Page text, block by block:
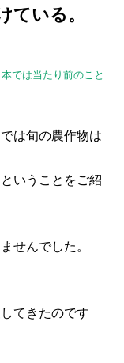
ている。
では当たり前のこと
は旬の農作物は
いうことをご紹
せんでした。
てきたのです